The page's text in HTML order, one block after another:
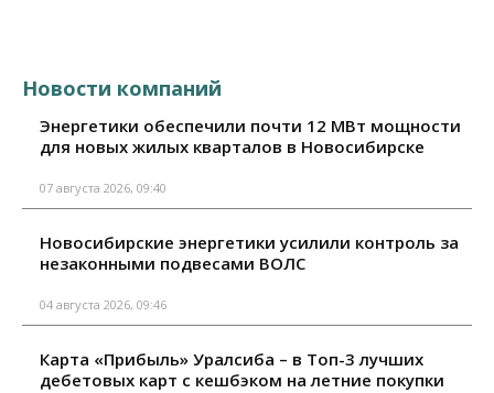
Новости компаний
Энергетики обеспечили почти 12 МВт мощности
для новых жилых кварталов в Новосибирске
07 августа 2026, 09:40
Новосибирские энергетики усилили контроль за
незаконными подвесами ВОЛС
04 августа 2026, 09:46
Карта «Прибыль» Уралсиба – в Топ-3 лучших
дебетовых карт с кешбэком на летние покупки